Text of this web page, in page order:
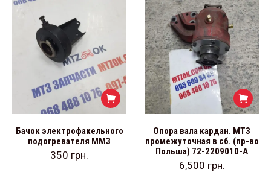
Бачок электрофакельного
подогревателя ММЗ
350 грн.
Опора вала кардан. МТЗ
промежуточная в сб. (пр-во
Польша) 72-2209010-А
6,500 грн.